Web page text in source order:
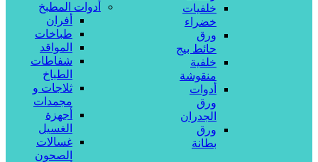
خلفيات
خضراء
ورق
حائط بيج
خلفية
منقوشة
أدوات
ورق
الجدران
ورق
بطانة
أدوات المطبخ
أفران
طباخات
المواقد
شفاطات
الطباخ
ثلاجات و
مجمدات
أجهزة
الغسيل
غسالات
الصحون